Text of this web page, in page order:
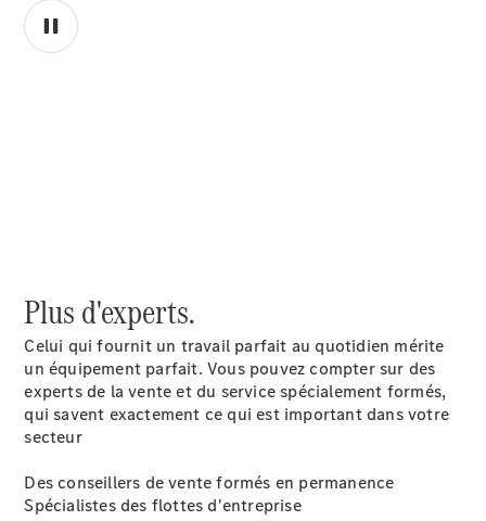
Prestataire /
Protection des
données
Plus d'experts.
Celui qui fournit un travail parfait au quotidien mérite
un équipement parfait. Vous pouvez compter sur des
experts de la vente et du service spécialement formés,
qui savent exactement ce qui est important dans votre
secteur
Des conseillers de vente formés en permanence
Spécialistes des flottes d'entreprise